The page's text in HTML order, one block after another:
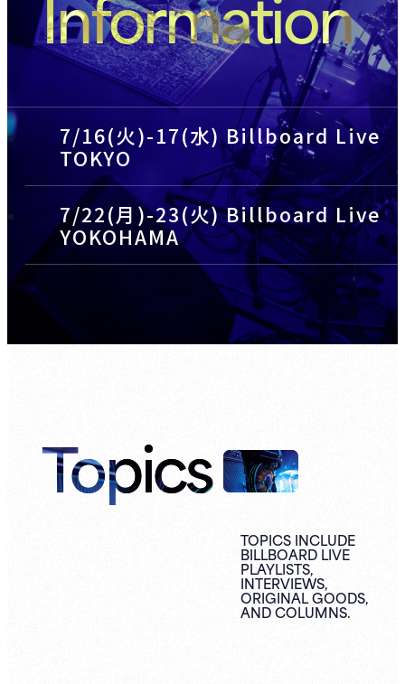
7/16(火)-17(水) Billboard Live
TOKYO
7/22(月)-23(火) Billboard Live
YOKOHAMA
Topics
TOPICS INCLUDE
BILLBOARD LIVE
PLAYLISTS,
INTERVIEWS,
ORIGINALGOODS,
ANDCOLUMNS.